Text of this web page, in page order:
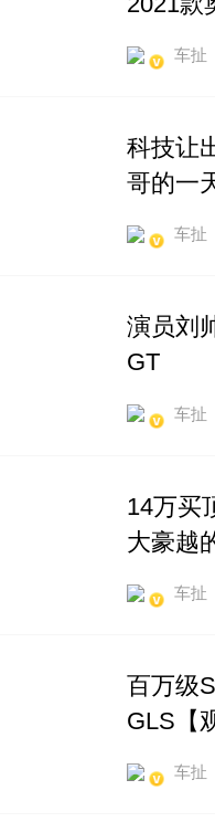
车扯
科技让
哥的一
车扯
演员刘
GT
车扯
14万买
大豪越
车扯
百万级
GLS【
车扯